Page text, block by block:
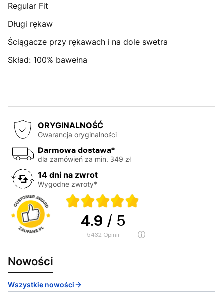
Regular Fit
Długi rękaw
Ściągacze przy rękawach i na dole swetra
Skład: 100% bawełna
ORYGINALNOŚĆ
Gwarancja oryginalności
Darmowa dostawa*
dla zamówień za min. 349 zł
14 dni na zwrot
Wygodne zwroty*
4.9 / 5
5432 opinii
Nowości
Wszystkie nowości